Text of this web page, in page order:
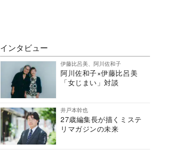
インタビュー
伊藤比呂美、阿川佐和子
阿川佐和子×伊藤比呂美
「女じまい」対談
井戸本幹也
27歳編集長が描くミステ
リマガジンの未来